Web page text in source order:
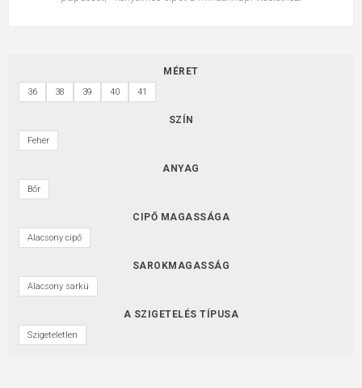
MÉRET
36 38 39 40 41
SZÍN
Fehér
ANYAG
Bőr
CIPŐ MAGASSÁGA
Alacsony cipő
SAROKMAGASSÁG
Alacsony sarkú
A SZIGETELÉS TÍPUSA
Szigeteletlen